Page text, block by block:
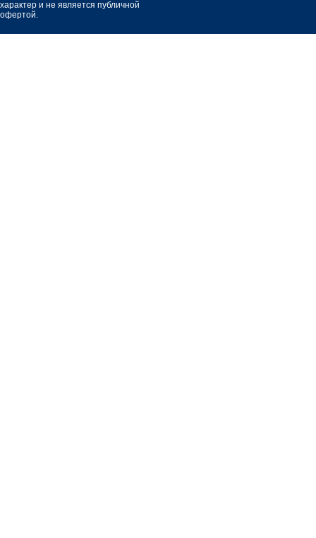
характер и не является публичной
офертой.